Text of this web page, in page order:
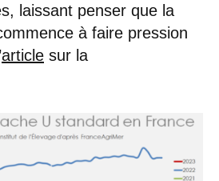
laissant penser que la
à faire pression
article sur la